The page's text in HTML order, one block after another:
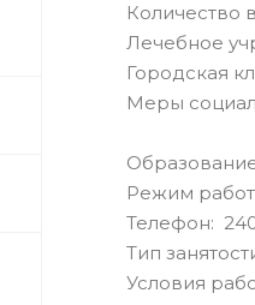
Количество
Лечебное
Городская
Меры
Режим
Телефон:
Тип
Условия